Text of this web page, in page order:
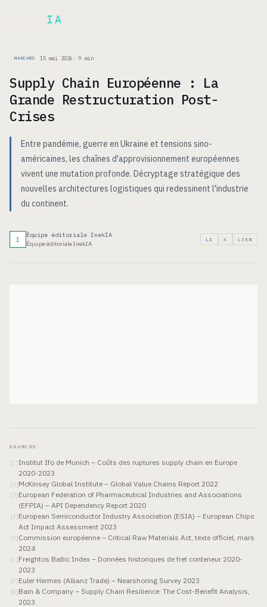
IA
MARCHÉS 15 mai 2026 · 9 min
Supply Chain Européenne : La
Grande Restructuration Post-
Crises
Entre pandémie, guerre en Ukraine et tensions sino-
américaines, les chaînes d'approvisionnement européennes
vivent une mutation profonde. Décryptage stratégique des
nouvelles architectures logistiques qui redessinent l'industrie
du continent.
I
Équipe éditoriale InekIA
Équipe éditoriale InekIA
LI X LIEN
SOURCES
[1 ]Institut Ifo de Munich – Coûts des ruptures supply chain en Europe
2020-2023
[2]McKinsey Global Institute – Global Value Chains Report 2022
[ 3]European Federation of Pharmaceutical Industries and Associations
(EFPIA) – API Dependency Report 2020
[4 ]European Semiconductor Industry Association (ESIA) – European Chips
Act Impact Assessment 2023
[5]Commission européenne – Critical Raw Materials Act, texte officiel, mars
2024
[6 ]Freightos Baltic Index – Données historiques de fret conteneur 2020-
2023
[7 ]Euler Hermes (Allianz Trade) – Nearshoring Survey 2023
[8]Bain & Company – Supply Chain Resilience: The Cost-Benefit Analysis,
2023